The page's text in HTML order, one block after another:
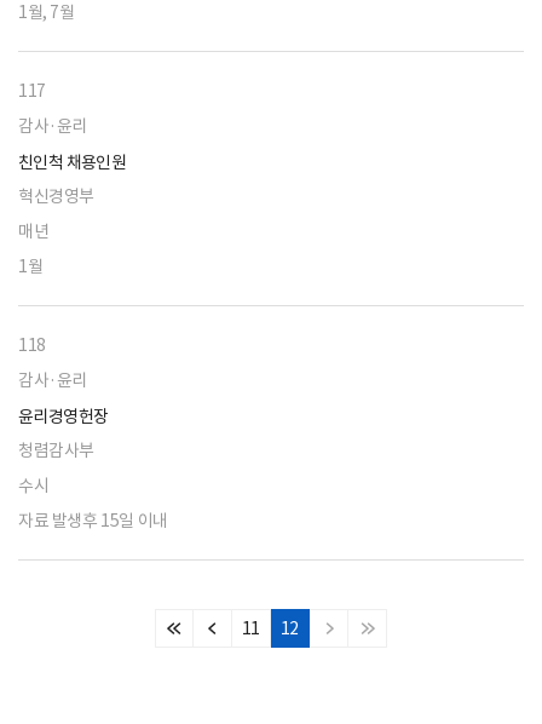
1월, 7월
117
감사·윤리
친인척 채용인원
혁신경영부
매년
1월
118
감사·윤리
윤리경영헌장
청렴감사부
수시
자료 발생후 15일 이내
처
이
11 12
다
마